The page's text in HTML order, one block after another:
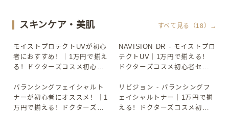
スキンケア・美肌 すべて見る（18）→
▶
モイストプロテクトUVが初心
者におすすめ！｜1万円で揃え
る！ドクターズコスメ初心者
▶
NAVISION DR - モイストプロ
テクトUV｜1万円で揃える！
ドクターズコスメ初心者セッ
▶
バランシングフェイシャルト
ナーが初心者にオススメ！｜1
万円で揃える！ドクターズコ
▶
リビジョン - バランシングフ
ェイシャルトナー｜1万円で揃
える！ドクターズコスメ初心